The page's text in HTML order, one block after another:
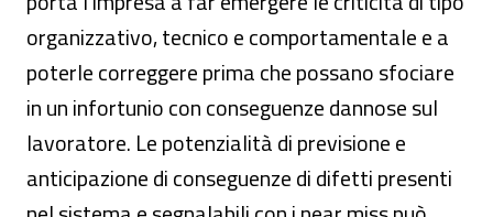
organizzativo, tecnico e comportamentale e a
poterle correggere prima che possano sfociare
in un infortunio con conseguenze dannose sul
lavoratore. Le potenzialità di previsione e
anticipazione di conseguenze di difetti presenti